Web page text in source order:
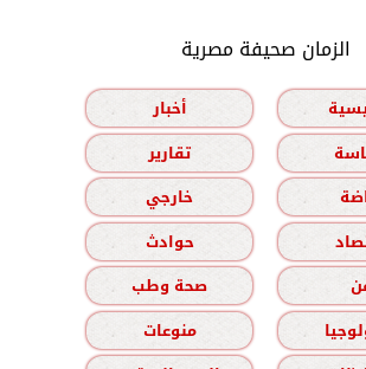
الزمان صحيفة مصرية
أخبار
تقارير
خارجي
حوادث
صحة وطب
منوعات